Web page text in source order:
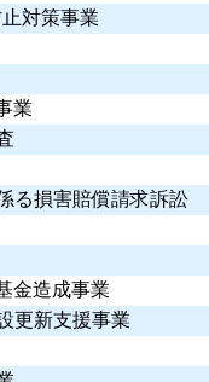
対策事業
業
る損害賠償請求訴訟
金造成事業
更新支援事業